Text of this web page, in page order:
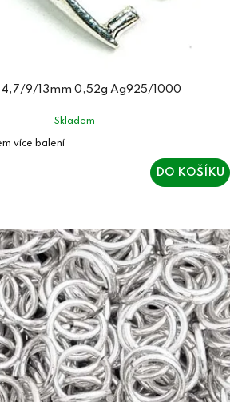
4,7/9/13mm 0,52g Ag925/1000
Skladem
DO KOŠÍKU